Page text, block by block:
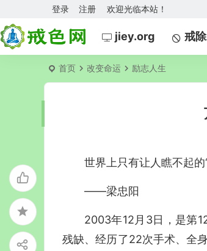
欢迎光临本站！
登录 注册
jiey.org 戒
首页 改变命运 励志人生
世界上只有让人瞧不起的
——梁忠阳
2003年12月3日，是第
残缺、经历了22次手术、全